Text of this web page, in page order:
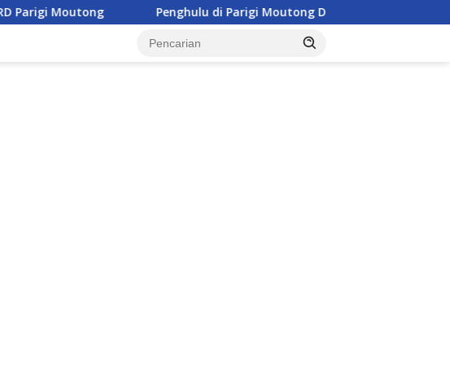
Penghulu di Parigi Moutong Diminta Aktif Cegah Perceraian dan KDRT